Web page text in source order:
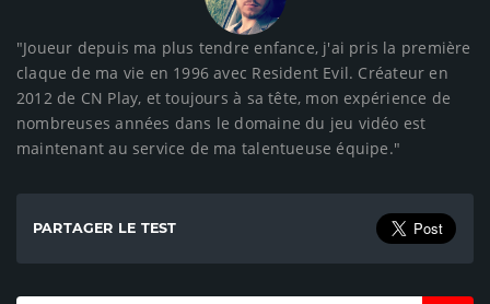
"Joueur depuis ma plus tendre enfance, j'ai pris la première
claque de ma vie en 1996 avec Resident Evil. Créateur en
2012 de CN Play, et toujours à sa tête, mon expérience de
nombreuses années dans le domaine du jeu vidéo est
maintenant au service de ma talentueuse équipe."
PARTAGER LE TEST